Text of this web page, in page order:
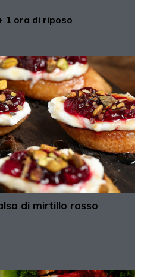
1 ora di riposo
di mirtillo rosso